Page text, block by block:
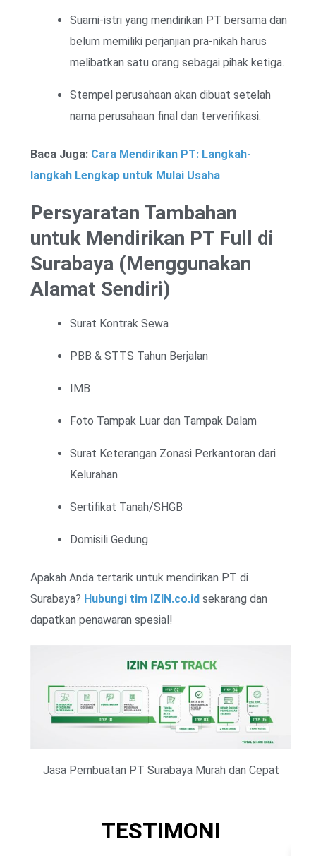
Suami-istri yang mendirikan PT bersama dan
belum memiliki perjanjian pra-nikah harus
melibatkan satu orang sebagai pihak ketiga.
Stempel perusahaan akan dibuat setelah
nama perusahaan final dan terverifikasi.
Baca Juga: Cara Mendirikan PT: Langkah-
langkah Lengkap untuk Mulai Usaha
Persyaratan Tambahan
untuk Mendirikan PT Full di
Surabaya (Menggunakan
Alamat Sendiri)
Surat Kontrak Sewa
PBB & STTS Tahun Berjalan
IMB
Foto Tampak Luar dan Tampak Dalam
Surat Keterangan Zonasi Perkantoran dari
Kelurahan
Sertifikat Tanah/SHGB
Domisili Gedung
Apakah Anda tertarik untuk mendirikan PT di
Surabaya? Hubungi tim IZIN.co.id sekarang dan
dapatkan penawaran spesial!
Jasa Pembuatan PT Surabaya Murah dan Cepat
TESTIMONI